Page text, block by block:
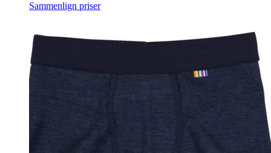
Sammenlign priser